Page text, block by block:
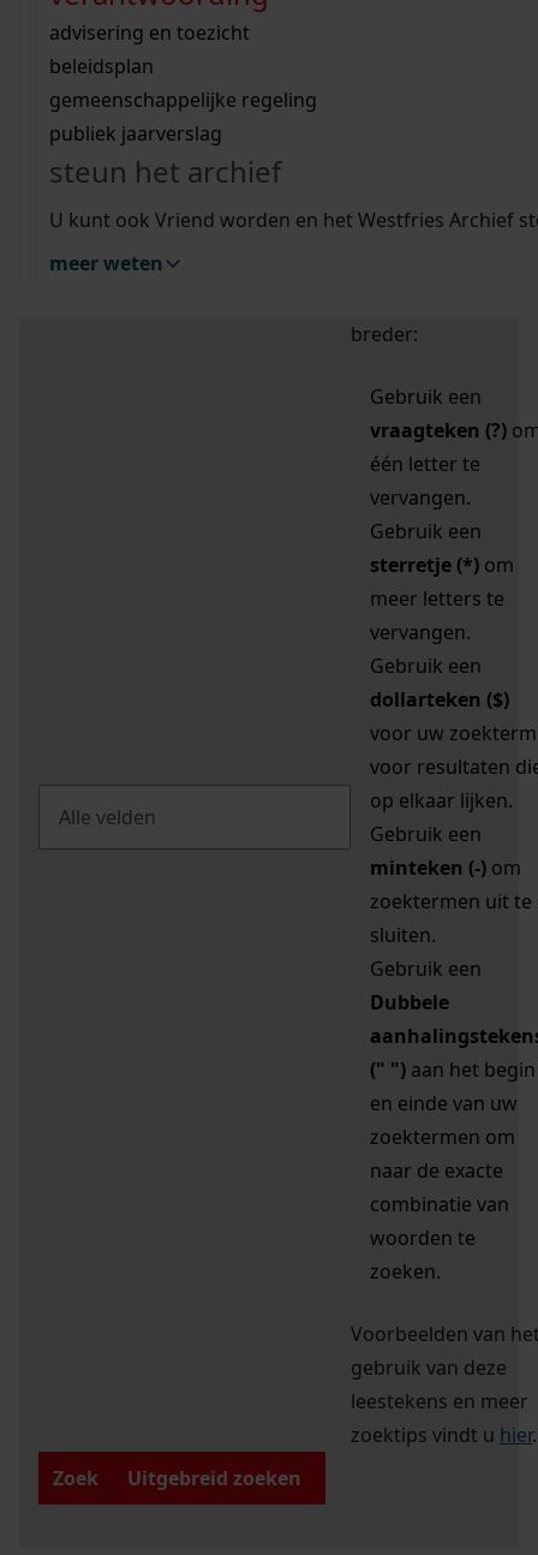
bouwvergunningen
omgevingsvergunningen
vergunningen
beeld en geluid
uitleg nodig?
Wij helpen u op weg met een aantal zoektips.
bekijk alle zoektips
Wij helpen u op weg met een aantal zoektips.
bekijk alle zoektips
bekijk ons geschiedenislokaal
advisering en toezicht
beleidsplan
gemeenschappelijke regeling
publiek jaarverslag
steun het archief
U kunt ook Vriend worden en het Westfries Archief
meer weten
zoektips
Mijn Studiezaal (inloggen)
uw zoekopdracht te
breder:
Gebruik een
vraagteken (?)
één letter te
vervangen.
Gebruik een
sterretje (*) om
meer letters te
vervangen.
Gebruik een
dollarteken ($)
voor uw zoekterm
voor resultaten
op elkaar lijken.
Gebruik een
minteken (-) om
zoektermen uit te
sluiten.
Gebruik een
Dubbele
(" ") aan het begin
en einde van uw
zoektermen om
naar de exacte
combinatie van
woorden te
zoeken.
Voorbeelden van
gebruik van deze
leestekens en meer
zoektips vindt u hier.
Zoek
Uitgebreid zoeken